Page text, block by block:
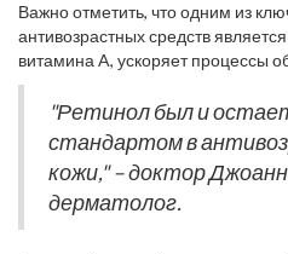
вызванных внешними
естественного баланса кожи.
коллаген, белок, который
кожи. Витамин C, помимо прочего,
коллагена, что помогает
Важно отметить, что одним из
антивозрастных средств
витамина A, ускоряет процессы
способствует уменьшению
Однако, использование ретинола
он может вызвать раздражение,
неправильно. Косметологи
концентрации и увеличивать её
"Ретинол был и
стандартом в
кожи," – доктор
дерматолог.